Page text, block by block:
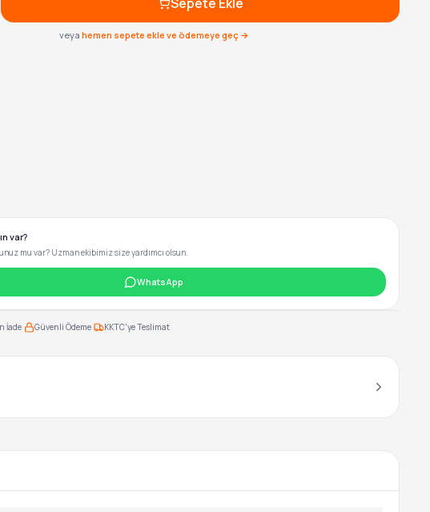
veya hemen sepete ekle ve ödemeye geç →
var?
mu var? Uzman ekibimiz size yardımcı olsun.
WhatsApp
İade Güvenli Ödeme KKTC'ye Teslimat